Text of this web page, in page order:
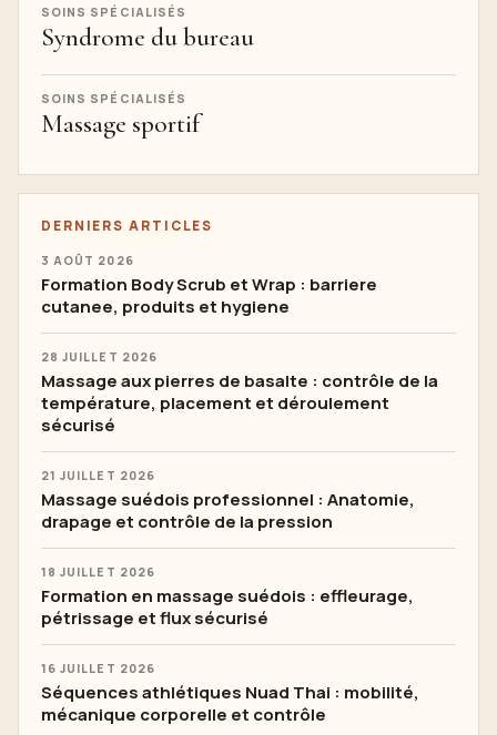
SOINS SPÉCIALISÉS
Syndrome du bureau
SOINS SPÉCIALISÉS
Massage sportif
DERNIERS ARTICLES
3 AOÛT 2026
Formation Body Scrub et Wrap : barriere
cutanee, produits et hygiene
28 JUILLET 2026
Massage aux pierres de basalte : contrôle de la
température, placement et déroulement
sécurisé
21 JUILLET 2026
Massage suédois professionnel : Anatomie,
drapage et contrôle de la pression
18 JUILLET 2026
Formation en massage suédois : effleurage,
pétrissage et flux sécurisé
16 JUILLET 2026
Séquences athlétiques Nuad Thai : mobilité,
mécanique corporelle et contrôle